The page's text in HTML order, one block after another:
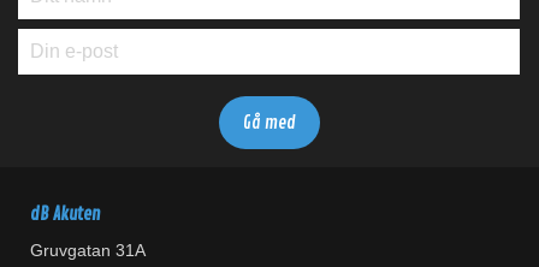
dB Akuten
Gruvgatan 31A